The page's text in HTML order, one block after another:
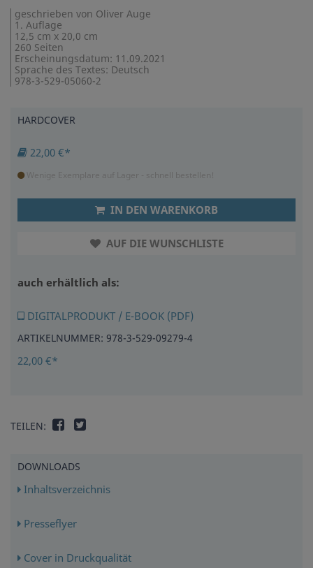
geschrieben von Oliver Auge
1. Auflage
12,5 cm x 20,0 cm
260 Seiten
Erscheinungsdatum: 11.09.2021
Sprache des Textes: Deutsch
978-3-529-05060-2
HARDCOVER
22,00 €*
Wenige Exemplare auf Lager - schnell bestellen!
IN DEN WARENKORB
AUF DIE WUNSCHLISTE
auch erhältlich als:
DIGITALPRODUKT / E-BOOK (PDF)
ARTIKELNUMMER: 978-3-529-09279-4
22,00 €*
TEILEN:
DOWNLOADS
Inhaltsverzeichnis
Presseflyer
Cover in Druckqualität